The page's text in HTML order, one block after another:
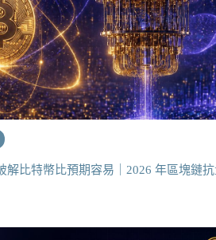
解比特幣比預期容易｜2026 年區塊鏈